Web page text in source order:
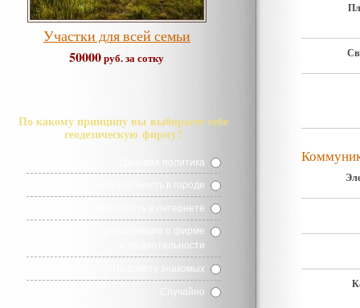
Участки для всей семьи
50000руб. за сотку
По какому принципу вы выбираете себе
геодезическую фирму?
Ценовая политика
Раскрученность в городе
Раскрученность в интернете
Открытость информации о фирме
и ее деятельности
По совету знакомых
Случайно